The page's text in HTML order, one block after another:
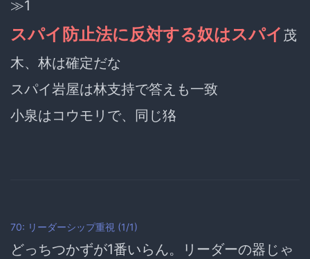
≫1
スパイ防止法に反対する奴はスパイ 茂
木、林は確定だな
スパイ岩屋は林支持で答えも一致
小泉はコウモリで、同じ狢
70: リーダーシップ重視 (1/1)
どっちつかずが1番いらん。リーダーの器じゃ